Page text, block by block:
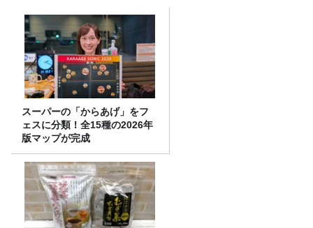
スーパーの「からあげ」をフ
ェスに分類！全15種の2026年
版マップが完成